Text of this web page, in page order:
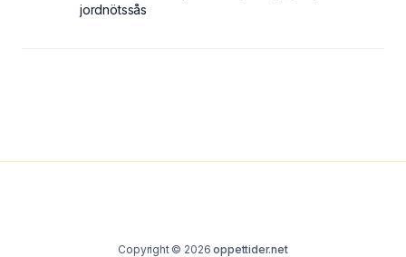
jordnötssås
Copyright © 2026oppettider.net